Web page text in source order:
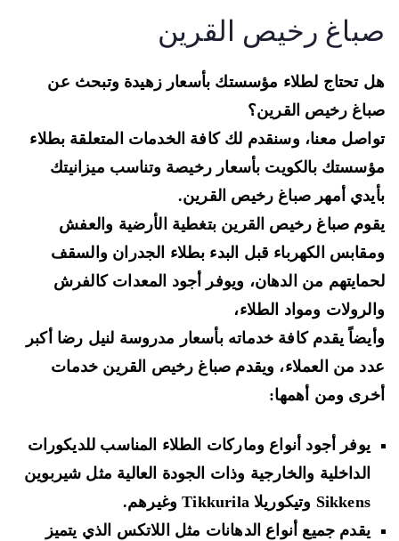
رخيص القرين
تحتاج لطلاء مؤسستك بأسعار زهيدة وتبحث عن
رخيص القرين؟
معنا، وسنقدم لك كافة الخدمات المتعلقة بطلاء
بالكويت بأسعار رخيصة وتناسب ميزانيتك
أمهر صباغ رخيص القرين.
صباغ رخيص القرين بتغطية الأرضية والعفش
الكهرباء قبل البدء بطلاء الجدران والسقف
من الدهان، ويوفر أجود المعدات كالفرش
ومواد الطلاء،
يقدم كافة خدماته بأسعار مدروسة لنيل رضا أكبر
من العملاء، ويقدم صباغ رخيص القرين خدمات
ومن أهمها:
يوفر أجود أنواع وماركات الطلاء المناسب للديكورات
الداخلية والخارجية وذات الجودة العالية مثل شيربوين
Sikkens وتيكوريلا Tikkurila وغيرهم.
يقدم جميع أنواع الدهانات مثل اللاتكس الذي يتميز